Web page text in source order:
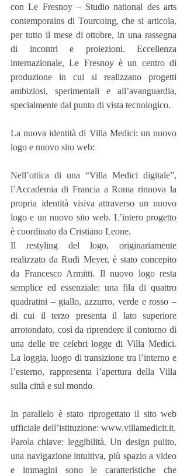
con Le Fresnoy – Studio national des arts
contemporains di Tourcoing, che si articola,
per tutto il mese di ottobre, in una rassegna
di incontri e proiezioni. Eccellenza
internazionale, Le Fresnoy è un centro di
produzione in cui si realizzano progetti
ambiziosi, sperimentali e all’avanguardia,
specialmente dal punto di vista tecnologico.
La nuova identità di Villa Medici: un nuovo
logo e nuovo sito web:
Nell’ottica di una “Villa Medici digitale”,
l’Accademia di Francia a Roma rinnova la
propria identità visiva attraverso un nuovo
logo e un nuovo sito web. L’intero progetto
è coordinato da Cristiano Leone.
Il restyling del logo, originariamente
realizzato da Rudi Meyer, è stato concepito
da Francesco Armitti. Il nuovo logo resta
semplice ed essenziale: una fila di quattro
quadratini – giallo, azzurro, verde e rosso –
di cui il terzo presenta il lato superiore
arrotondato, così da riprendere il contorno di
una delle tre celebri logge di Villa Medici.
La loggia, luogo di transizione tra l’interno e
l’esterno, rappresenta l’apertura della Villa
sulla città e sul mondo.
In parallelo è stato riprogettato il sito web
ufficiale dell’istituzione: www.villamedicit.it.
Parola chiave: leggibilità. Un design pulito,
una navigazione intuitiva, più spazio a video
e immagini sono le caratteristiche che